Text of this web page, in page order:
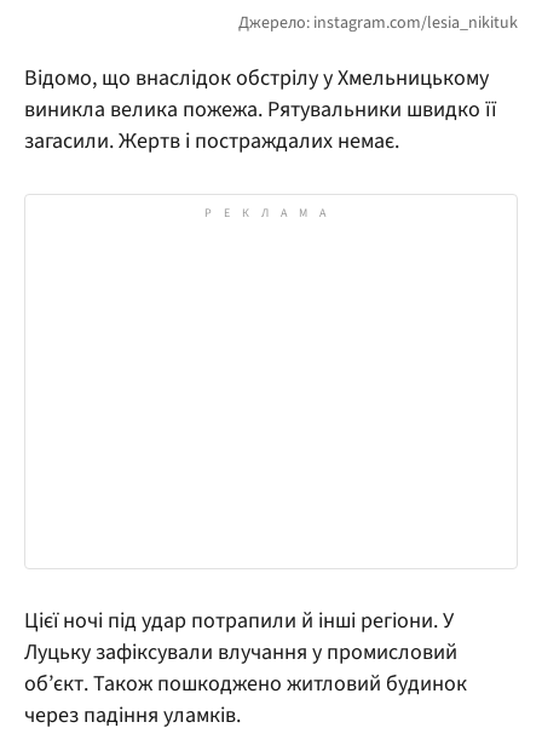
Відомо, що внаслідок обстрілу у Хмельницькому
виникла велика пожежа. Рятувальники швидко її
загасили. Жертв і постраждалих немає.
Цієї ночі під удар потрапили й інші регіони. У
Луцьку зафіксували влучання у промисловий
об’єкт. Також пошкоджено житловий будинок
через падіння уламків.